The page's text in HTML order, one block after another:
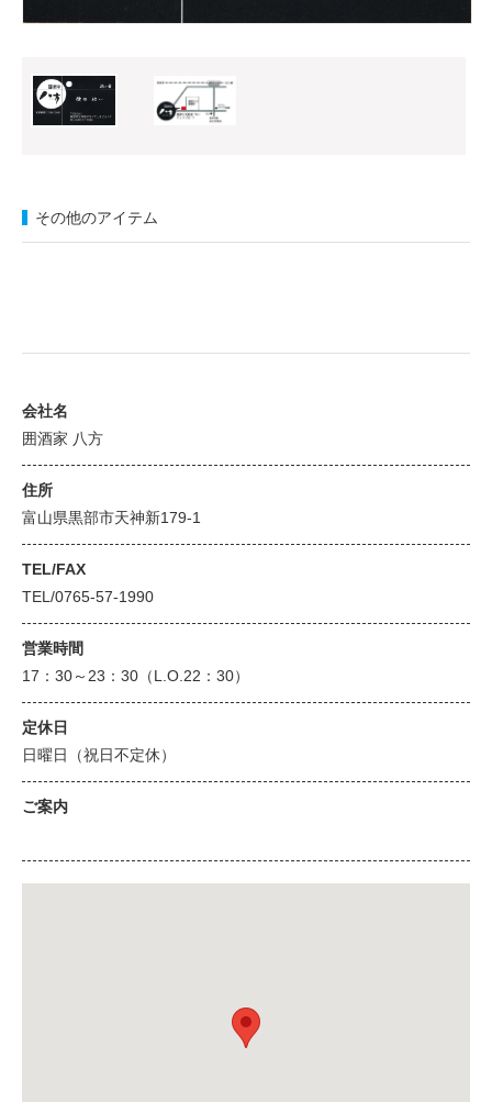
その他のアイテム
会社名
囲酒家 八方
住所
富山県黒部市天神新179-1
TEL/FAX
TEL/0765-57-1990
営業時間
17：30～23：30（L.O.22：30）
定休日
日曜日（祝日不定休）
ご案内